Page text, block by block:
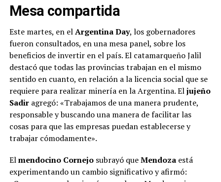
Mesa compartida
Este martes, en elArgentina Day, los gobernadores
fueron consultados, en una mesa panel, sobre los
beneficios de invertir en el país. El catamarqueño Jalil
destacó que todas las provincias trabajan en el mismo
sentido en cuanto, en relación a la licencia social que se
requiere para realizar minería en la Argentina. Eljujeño
Sadiragregó: «Trabajamos de una manera prudente,
responsable y buscando una manera de facilitar las
cosas para que las empresas puedan establecerse y
trabajar cómodamente».
Elmendocino Cornejo subrayó queMendozaestá
experimentando un cambio significativo y afirmó: